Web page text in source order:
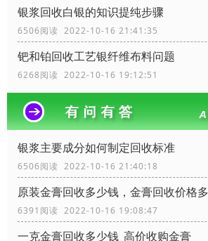
银浆回收白银的知识提纯步骤
6506阅读 2022-10-16 21:41:35
钯和铂回收工艺银纤维布料问题
6268阅读 2022-10-16 19:12:51
银浆主要成分如何制定回收标准
6506阅读 2022-10-16 21:40:18
原装金膏回收多少钱，金膏回收价格
6391阅读 2022-10-16 19:08:47
一克金膏回收多少钱_高价收购金膏